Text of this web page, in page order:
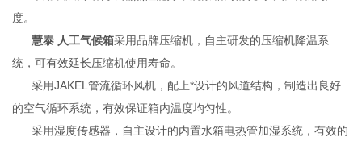
度。
慧泰 人工气候箱采用品牌压缩机，自主研发的压缩机降温系
统，可有效延长压缩机使用寿命。
采用JAKEL管流循环风机，配上*设计的风道结构，制造出良好
的空气循环系统，有效保证箱内温度均匀性。
采用湿度传感器，自主设计的内置水箱电热管加湿系统，有效的